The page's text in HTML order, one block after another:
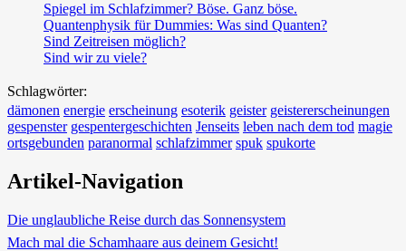
Spiegel im Schlafzimmer? Böse. Ganz böse.
Quantenphysik für Dummies: Was sind Quanten?
Sind Zeitreisen möglich?
Sind wir zu viele?
Schlagwörter:
dämonen energie erscheinung esoterik geister geistererscheinungen
gespenster gespentergeschichten Jenseits leben nach dem tod magie
ortsgebunden paranormal schlafzimmer spuk spukorte
Artikel-Navigation
Die unglaubliche Reise durch das Sonnensystem
Mach mal die Schamhaare aus deinem Gesicht!